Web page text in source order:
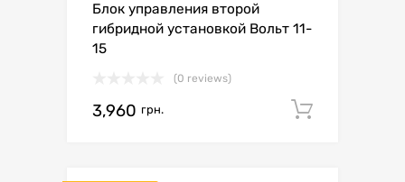
Блок управления второй
гибридной установкой Вольт 11-
15
(0 reviews)
3,960 грн.